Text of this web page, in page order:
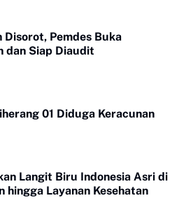
Disorot, Pemdes Buka
dan Siap Diaudit
01 Diduga Keracunan
Langit Biru Indonesia Asri di
hingga Layanan Kesehatan